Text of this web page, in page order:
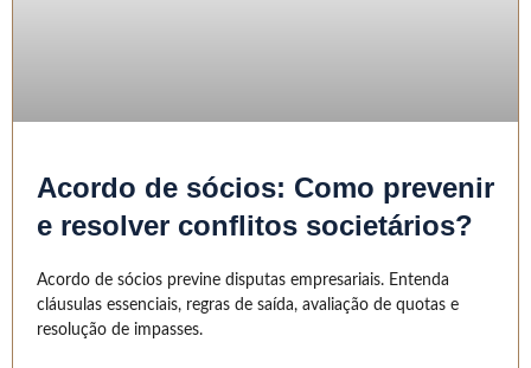
Acordo de sócios: Como prevenir
e resolver conflitos societários?
Acordo de sócios previne disputas empresariais. Entenda
cláusulas essenciais, regras de saída, avaliação de quotas e
resolução de impasses.